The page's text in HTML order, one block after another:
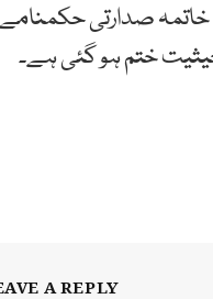
پارلیمنٹ میں خطاب کرتے ہوئے انہوں نے کہا آئین کی شق 370 کا خاتمہ صدارتی حکمنامے
ختم ہو گئی ہے۔
A REPLY